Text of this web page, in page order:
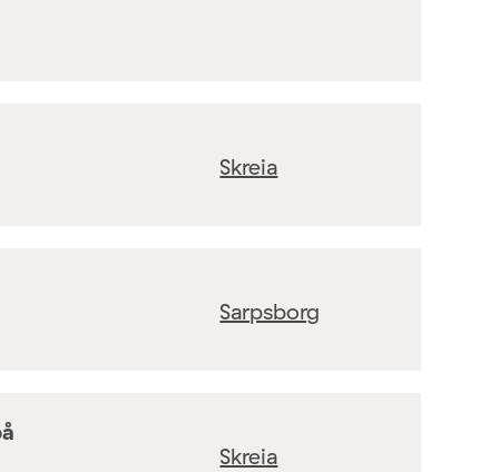
Skreia
Sarpsborg
Skreia